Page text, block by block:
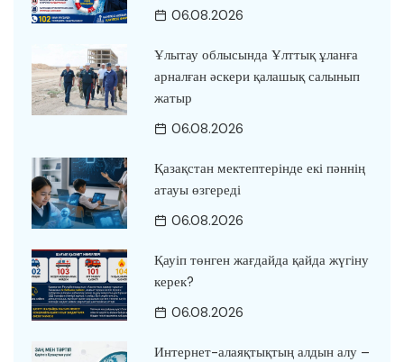
06.08.2026
Ұлытау облысында Ұлттық ұланға
арналған әскери қалашық салынып
жатыр
06.08.2026
Қазақстан мектептерінде екі пәннің
атауы өзгереді
06.08.2026
Қауіп төнген жағдайда қайда жүгіну
керек?
06.08.2026
Интернет-алаяқтықтың алдын алу –